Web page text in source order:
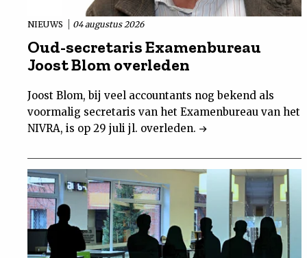
NIEUWS 04 augustus 2026
Oud-secretaris Examenbureau
Joost Blom overleden
Joost Blom, bij veel accountants nog bekend als
voormalig secretaris van het Examenbureau van het
NIVRA, is op 29 juli jl. overleden.